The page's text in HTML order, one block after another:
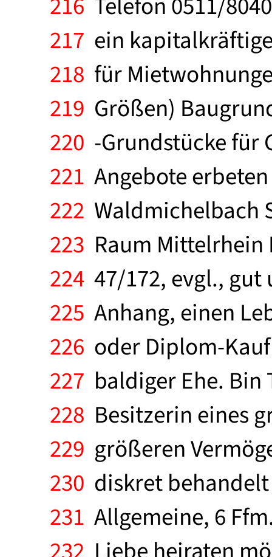
217 ein
218 für
219 Größen)
220 -Grundstücke für
221 Angebote
222 Waldmichelbach
223 Raum Mittelrhein
224 47/172, evgl.,
225 Anhang, einen
226 oder Diplom-
227 baldiger Ehe.
228 Besitzerin eines
229 größeren
230 diskret
231 Allgemeine, 6